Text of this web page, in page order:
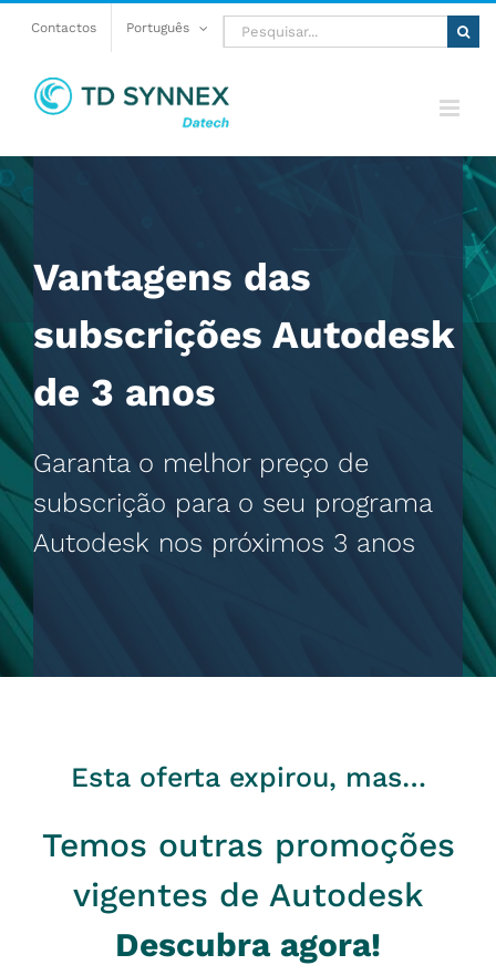
Contactos Português Pesquisar
Vantagens das
subscrições Autodesk
de 3 anos
Garanta o melhor preço de
subscrição para o seu programa
Autodesk nos próximos 3 anos
Esta oferta expirou, mas…
Temos outras promoções
vigentes de Autodesk
Descubra agora!